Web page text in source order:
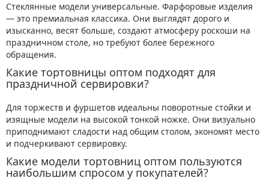
Стеклянные модели универсальные. Фарфоровые изделия
— это премиальная классика. Они выглядят дорого и
изысканно, весят больше, создают атмосферу роскоши на
праздничном столе, но требуют более бережного
обращения.
Какие тортовницы оптом подходят для
праздничной сервировки?
Для торжеств и фуршетов идеальны поворотные стойки и
изящные модели на высокой тонкой ножке. Они визуально
приподнимают сладости над общим столом, экономят место
и подчеркивают сервировку.
Какие модели тортовниц оптом пользуются
наибольшим спросом у покупателей?